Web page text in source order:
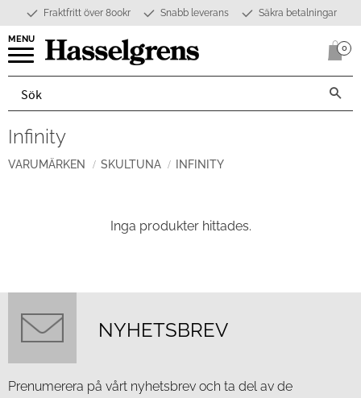
Meny
Fraktfritt över 800kr Snabb leverans Säkra betalningar
0
Infinity
VARUMÄRKEN SKULTUNA INFINITY
Inga produkter hittades.
NYHETSBREV
Prenumerera på vårt nyhetsbrev och ta del av de